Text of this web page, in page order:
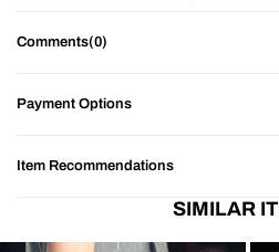
düşünülür. Her ürün, markamızın imzasını
hayatında yanınızda taşıdığınız
Koruyucu kapitone dolgu İç astarlı, çizilme
ürünü olarak kullanım İster ofiste ister
bir koruma sağlar. Neden BAHELS?
Comments(0)
Payment Options
Item Recommendations
SIMILAR